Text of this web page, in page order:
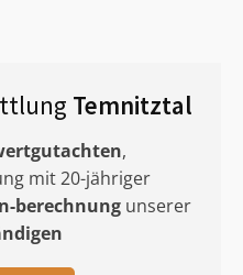
Temnitztal
,
mit 20-jähriger
berechnung unserer